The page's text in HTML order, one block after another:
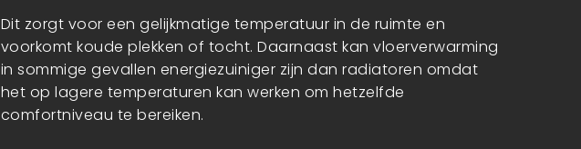
Dit zorgt voor een gelijkmatige temperatuur in de ruimte en
voorkomt koude plekken of tocht. Daarnaast kan vloerverwarming
in sommige gevallen energiezuiniger zijn dan radiatoren omdat
het op lagere temperaturen kan werken om hetzelfde
comfortniveau te bereiken.